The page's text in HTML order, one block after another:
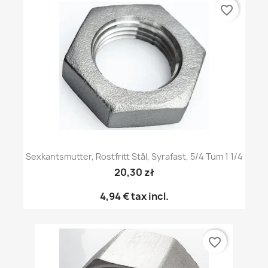
Sexkantsmutter, Rostfritt Stål, Syrafast, 5/4 Tum 1 1/4
20,30 zł
4,94 €tax incl.
favorite_border
favorite_border